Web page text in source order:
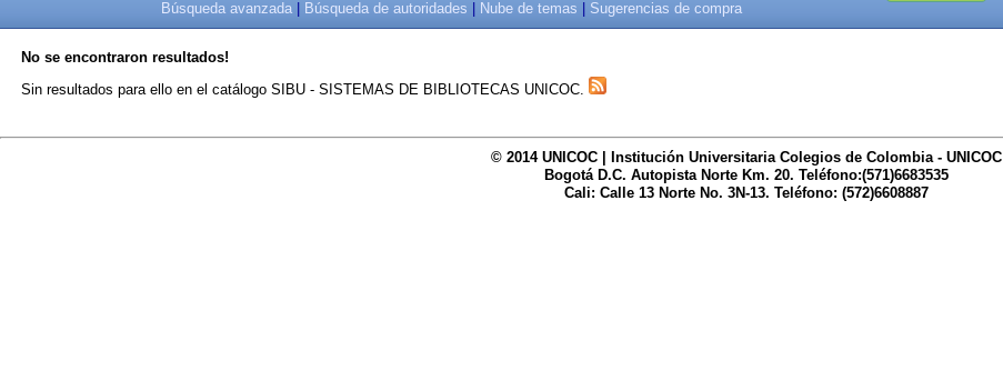
SISTEMAS
Búsqueda avanzada Búsqueda de autoridades Nube de temas Sugerencias de compra
No se encontraron resultados!
Sin resultados para ello en el catálogo SIBU - SISTEMAS DE BIBLIOTECAS UNICOC.
© 2014 UNICOC | Institución Universitaria Colegios de Colombia - UNICOC
Bogotá D.C. Autopista Norte Km. 20. Teléfono:(571)6683535
Cali: Calle 13 Norte No. 3N-13. Teléfono: (572)6608887